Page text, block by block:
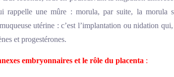
rappelle une mûre : morula, par suite, la morula
utérine : c’est l’implantation ou nidation
et progestérones.
embryonnaires et le rôle du placenta :